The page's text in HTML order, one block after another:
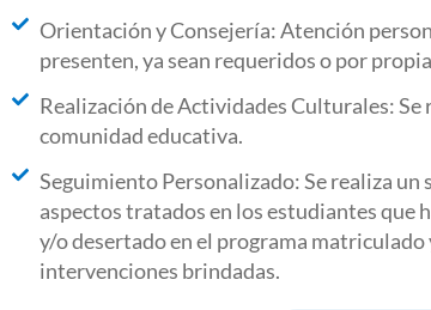
Orientación y Consejería: Atención
presenten, ya sean requeridos o por
Realización de Actividades Culturales:
comunidad educativa.
Seguimiento Personalizado: Se realiza
aspectos tratados en los estudiantes que
y/o desertado en el programa
intervenciones brindadas.